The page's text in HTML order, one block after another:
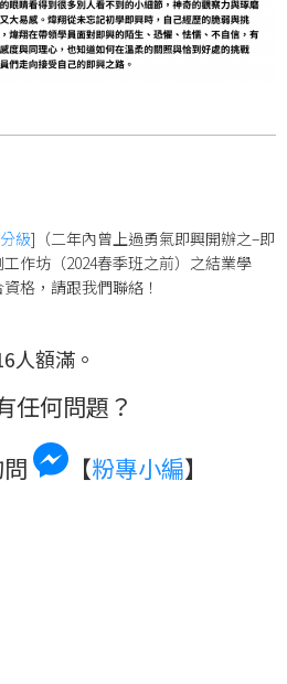
級]（二年內曾上過勇氣即興開辦之–即
作坊（2024春季班之前）之結業學
格，請跟我們聯絡！
人額滿。
任何問題？
【粉專小編】